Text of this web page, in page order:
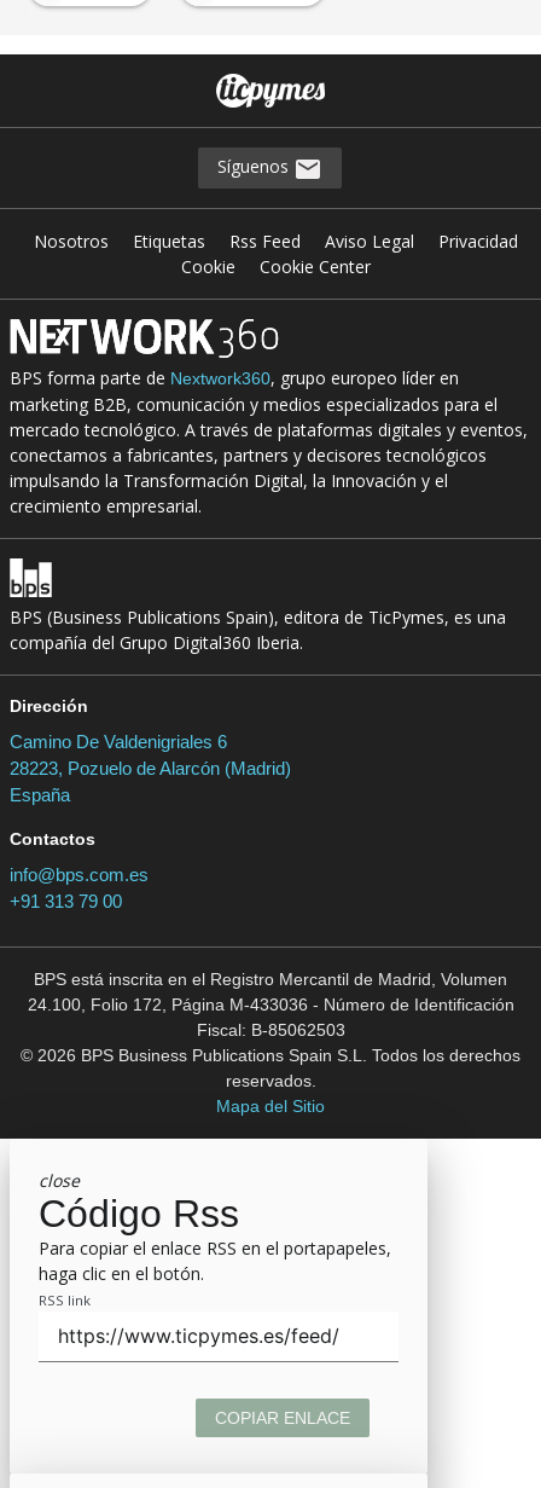
Síguenos
Nosotros Etiquetas Rss Feed Aviso Legal
Privacidad
Cookie
Cookie Center
BPS forma parte de Nextwork360, grupo europeo líder en
marketing B2B, comunicación y medios especializados para el
mercado tecnológico. A través de plataformas digitales y eventos,
conectamos a fabricantes, partners y decisores tecnológicos
impulsando la Transformación Digital, la Innovación y el
crecimiento empresarial.
BPS (Business Publications Spain), editora de TicPymes, es una
compañía del Grupo Digital360 Iberia.
Dirección
Camino De Valdenigriales 6
28223, Pozuelo de Alarcón (Madrid)
España
Contactos
info@bps.com.es
+91 313 79 00
BPS está inscrita en el Registro Mercantil de Madrid, Volumen
24.100, Folio 172, Página M-433036 - Número de Identificación
Fiscal: B-85062503
© 2026 BPS Business Publications Spain S.L. Todos los derechos
reservados.
Mapa del Sitio
close
Código Rss
Para copiar el enlace RSS en el portapapeles,
haga clic en el botón.
RSS link
COPIAR ENLACE